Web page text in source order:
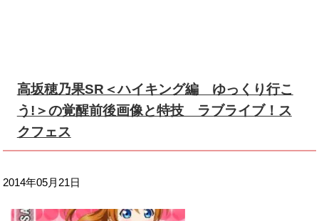
高坂穂乃果SR＜ハイキング編 ゆっくり行こ
う!＞の覚醒前後画像と特技 ラブライブ！ス
クフェス
2014年05月21日